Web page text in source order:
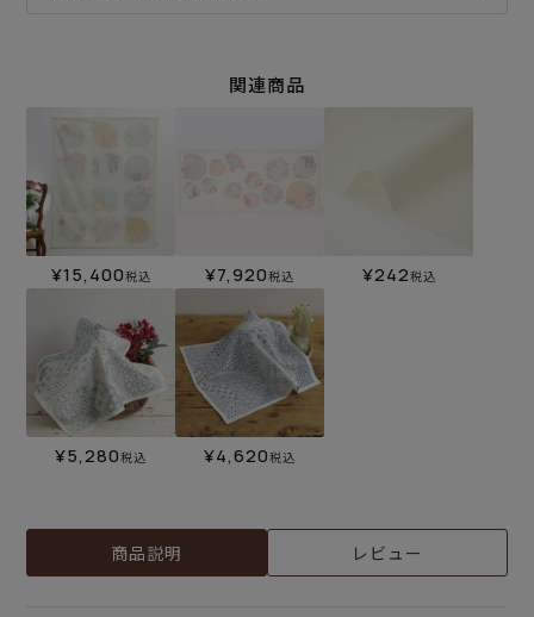
関連商品
¥15,400税込 ¥7,920税込 ¥242税込
¥5,280税込 ¥4,620税込
商品説明 レビュー